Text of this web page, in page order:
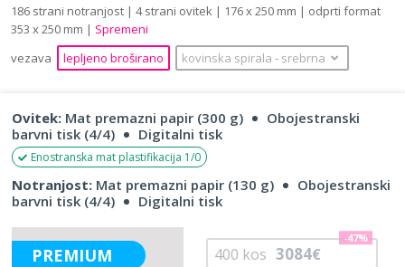
Išči
186 strani notranjost | 4 strani ovitek | 176 x 250 mm | odprti format
353 x 250 mm | Spremeni
vezava
lepljeno broširano kovinska spirala ‐ srebrna
Ovitek: Mat premazni papir (300 g)
Obojestranski
barvni tisk (4/4)
Digitalni tisk
Enostranska mat plastifikacija 1/0
Notranjost: Mat premazni papir (130 g)
Obojestranski
barvni tisk (4/4)
Digitalni tisk
PREMIUM 400 kos 3084€
-47%